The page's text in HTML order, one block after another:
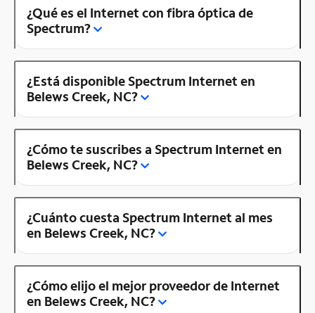
¿Qué es el Internet con fibra óptica de
Spectrum?
¿Está disponible Spectrum Internet en
Belews Creek, NC?
¿Cómo te suscribes a Spectrum Internet en
Belews Creek, NC?
¿Cuánto cuesta Spectrum Internet al mes
en Belews Creek, NC?
¿Cómo elijo el mejor proveedor de Internet
en Belews Creek, NC?